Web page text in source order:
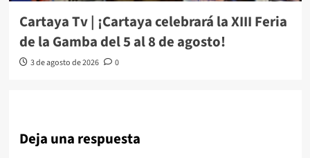
Cartaya Tv | ¡Cartaya celebrará la XIII Feria
de la Gamba del 5 al 8 de agosto!
3 de agosto de 2026 0
Deja una respuesta